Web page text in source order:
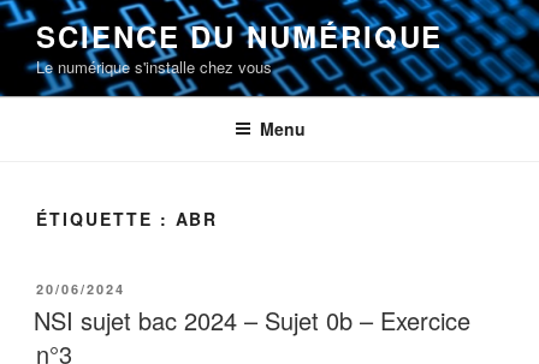
Aller
contenu
principal
SCIENCE DU NUMÉRIQUE
Le numérique s'installe chez vous
Menu
ÉTIQUETTE : ABR
PUBLIÉ
LE
20/06/2024
NSI sujet bac 2024 – Sujet 0b – Exercice
n°3